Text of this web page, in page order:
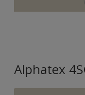
Alphatex